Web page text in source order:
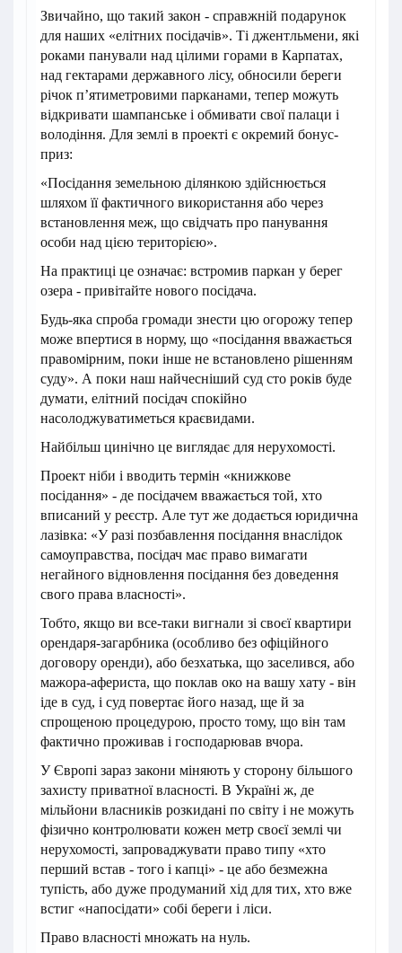
​Звичайно, що такий закон - справжній подарунок
для наших «елітних посідачів». Ті джентльмени, які
роками панували над цілими горами в Карпатах,
над гектарами державного лісу, обносили береги
річок п’ятиметровими парканами, тепер можуть
відкривати шампанське і обмивати свої палаци і
володіння. Для землі в проекті є окремий бонус-
приз:
«Посідання земельною ділянкою здійснюється
шляхом її фактичного використання або через
встановлення меж, що свідчать про панування
особи над цією територією».
На практиці це означає: встромив паркан у берег
озера - привітайте нового посідача.
Будь-яка спроба громади знести цю огорожу тепер
може впертися в норму, що «посідання вважається
правомірним, поки інше не встановлено рішенням
суду». А поки наш найчесніший суд сто років буде
думати, елітний посідач спокійно
насолоджуватиметься краєвидами.
​Найбільш цинічно це виглядає для нерухомості.
Проект ніби і вводить термін «книжкове
посідання» - де посідачем вважається той, хто
вписаний у реєстр. Але тут же додається юридична
лазівка: «У разі позбавлення посідання внаслідок
самоуправства, посідач має право вимагати
негайного відновлення посідання без доведення
свого права власності».
Тобто, якщо ви все-таки вигнали зі своєї квартири
орендаря-загарбника (особливо без офіційного
договору оренди), або безхатька, що заселився, або
мажора-афериста, що поклав око на вашу хату - він
іде в суд, і суд повертає його назад, ще й за
спрощеною процедурою, просто тому, що він там
фактично проживав і господарював вчора.
​У Європі зараз закони міняють у сторону більшого
захисту приватної власності. В Україні ж, де
мільйони власників розкидані по світу і не можуть
фізично контролювати кожен метр своєї землі чи
нерухомості, запроваджувати право типу «хто
перший встав - того і капці» - це або безмежна
тупість, або дуже продуманий хід для тих, хто вже
встиг «напосідати» собі береги і ліси.
Право власності множать на нуль.